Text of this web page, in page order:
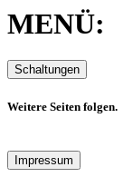
MENÜ:
Weitere Seiten folgen.